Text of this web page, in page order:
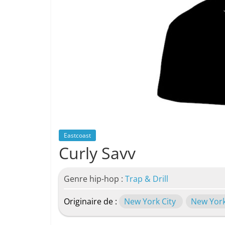
Eastcoast
Curly Savv
Genre hip-hop : Trap & Drill
Originaire de : New York City New